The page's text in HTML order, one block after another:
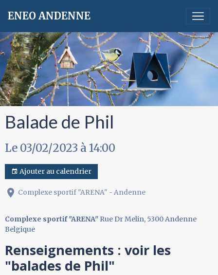
ENEO ANDENNE
Balade de Phil
Le 03/02/2023 à 14:00
Ajouter au calendrier
Complexe sportif "ARENA" - Andenne
Complexe sportif "ARENA" Rue Dr Melin, 5300 Andenne
Belgique
Renseignements : voir les
"balades de Phil"